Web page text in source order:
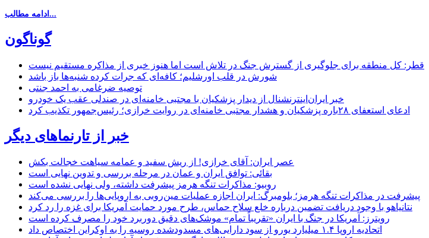
ادامه مطالب...
گوناگون
قطر: کل منطقه برای جلوگیری از گسترش جنگ در تلاش است اما هنوز خبری از مذاکره مستقیم نیست
شورش در قلب اورشلیم؛ کافه‌ای که جرات کرده شنبه‌ها باز باشد
توصیه ضرغامی به احمد جنتی
خبر ایران‌اینترنشنال از دیدار پزشکیان با مجتبی خامنه‌ای در صندلی عقب یک خودرو
ادعای استعفای ۲۸باره پزشکیان و هشدار مجتبی خامنه‌ای در روایت خرازی؛ رئیس‌جمهور تکذیب کرد
خبر از تارنماهای دیگر
عصر ایران: آقای خرازی! از ریش سفید و عمامه سیاهت خجالت بکش
بقائی: توافق ایران و عمان در مرحله بررسی و تدوین نهایی است
روبیو: مذاکرات تنگه هرمز پیشرفت داشته، ولی نهایی نشده است
پیشرفت در مذاکرات تنگه هرمز؛ بلومبرگ: ایران اجازه عملیات مین‌روبی به اروپایی‌ها را بررسی می‌کند
نتانیاهو با وجود دریافت تضمین درباره خلع سلاح حماس، طرح مورد حمایت آمریکا برای غزه را رد کرد
رویترز: آمریکا در جنگ با ایران «تقریباً تمام» موشک‌های دقیق دوربرد خود را مصرف کرده است
اتحادیه اروپا ۱.۴ میلیارد یورو از سود دارایی‌های مسدودشده روسیه را به اوکراین ‏اختصاص داد